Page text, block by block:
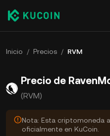
Inicio / Precios / RVM
Precio de
(RVM)
Nota: Esta criptomoneda
oficialmente en KuCoin.